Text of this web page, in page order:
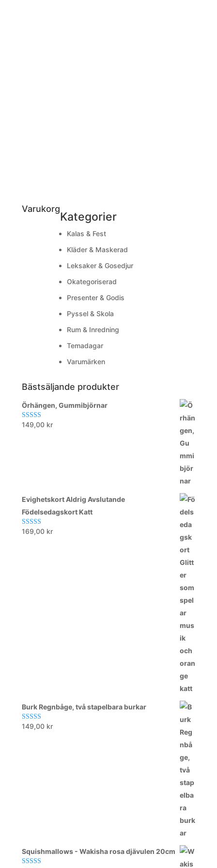
Varukorg
Kategorier
Kalas & Fest
Kläder & Maskerad
Leksaker & Gosedjur
Okategoriserad
Presenter & Godis
Pyssel & Skola
Rum & Inredning
Temadagar
Varumärken
Bästsäljande produkter
Örhängen, Gummibjörnar
Betygsatt
149,00 kr
Evighetskort Aldrig Avslutande
Födelsedagskort Katt
Betygsatt
169,00 kr
Burk Regnbåge, två stapelbara burkar
Betygsatt
149,00 kr
Squishmallows - Wakisha rosa djävulen 20cm